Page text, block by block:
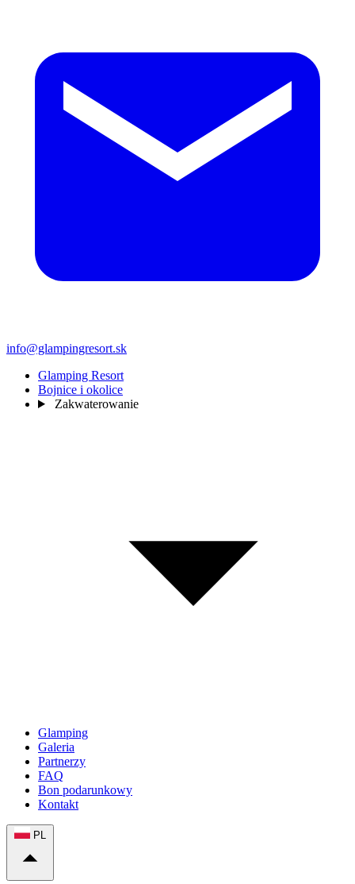
info@glampingresort.sk
Glamping Resort
Bojnice i okolice
Zakwaterowanie
Glamping
Galeria
Partnerzy
FAQ
Bon podarunkowy
Kontakt
PL